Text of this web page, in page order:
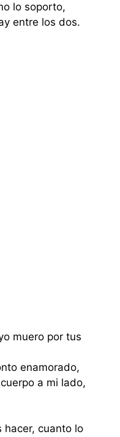
lo soporto,
entre los dos.
muero por tus
enamorado,
a mi lado,
hacer, cuanto lo